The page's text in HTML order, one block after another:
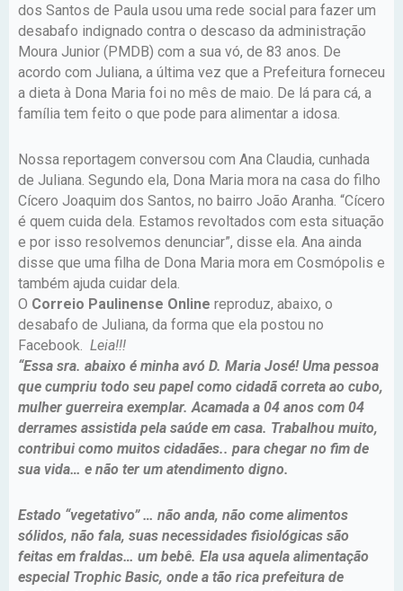
dos Santos de Paula usou uma rede social para fazer um
desabafo indignado contra o descaso da administração
Moura Junior (PMDB) com a sua vó, de 83 anos. De
acordo com Juliana, a última vez que a Prefeitura forneceu
a dieta à Dona Maria foi no mês de maio. De lá para cá, a
família tem feito o que pode para alimentar a idosa.
Nossa reportagem conversou com Ana Claudia, cunhada
de Juliana. Segundo ela, Dona Maria mora na casa do filho
Cícero Joaquim dos Santos, no bairro João Aranha. “Cícero
é quem cuida dela. Estamos revoltados com esta situação
e por isso resolvemos denunciar”, disse ela. Ana ainda
disse que uma filha de Dona Maria mora em Cosmópolis e
também ajuda cuidar dela.
O Correio Paulinense Online reproduz, abaixo, o
desabafo de Juliana, da forma que ela postou no
Facebook. Leia!!!
“Essa sra. abaixo é minha avó D. Maria José! Uma pessoa
que cumpriu todo seu papel como cidadã correta ao cubo,
mulher guerreira exemplar. Acamada a 04 anos com 04
derrames assistida pela saúde em casa. Trabalhou muito,
contribui como muitos cidadães.. para chegar no fim de
sua vida… e não ter um atendimento digno.
Estado “vegetativo” … não anda, não come alimentos
sólidos, não fala, suas necessidades fisiológicas são
feitas em fraldas… um bebê. Ela usa aquela alimentação
especial Trophic Basic, onde a tão rica prefeitura de